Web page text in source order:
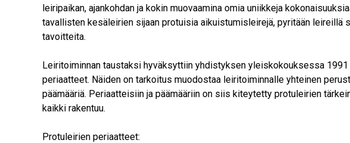
leiripaikan, ajankohdan ja kokin muovaamina omia uniikkeja
tavallisten kesäleirien sijaan protuisia aikuistumisleirejä, pyritään leireillä
tavoitteita.
Leiritoiminnan taustaksi hyväksyttiin yhdistyksen yleiskokouksessa 1991
periaatteet. Näiden on tarkoitus muodostaa leiritoiminnalle yhteinen
päämääriä. Periaatteisiin ja päämääriin on siis kiteytetty protuleirien
kaikki rakentuu.
Protuleirien periaatteet: